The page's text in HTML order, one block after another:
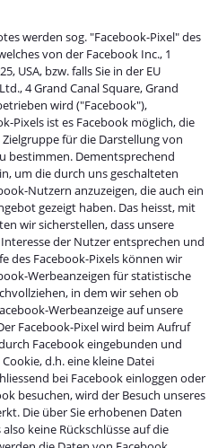
werden sog. "Facebook-Pixel" des
von der Facebook Inc., 1
USA, bzw. falls Sie in der EU
4 Grand Canal Square, Grand
wird ("Facebook"),
Pixels ist es Facebook möglich, die
für die Darstellung von
bestimmen. Dementsprechend
um die durch uns geschalteten
Nutzern anzuzeigen, die auch ein
gezeigt haben. Das heisst, mit
wir sicherstellen, dass unsere
der Nutzer entsprechen und
des Facebook-Pixels können wir
Werbeanzeigen für statistische
in dem wir sehen ob
Werbeanzeige auf unsere
Facebook-Pixel wird beim Aufruf
Facebook eingebunden und
d.h. eine kleine Datei
bei Facebook einloggen oder
besuchen, wird der Besuch unseres
Die über Sie erhobenen Daten
keine Rückschlüsse auf die